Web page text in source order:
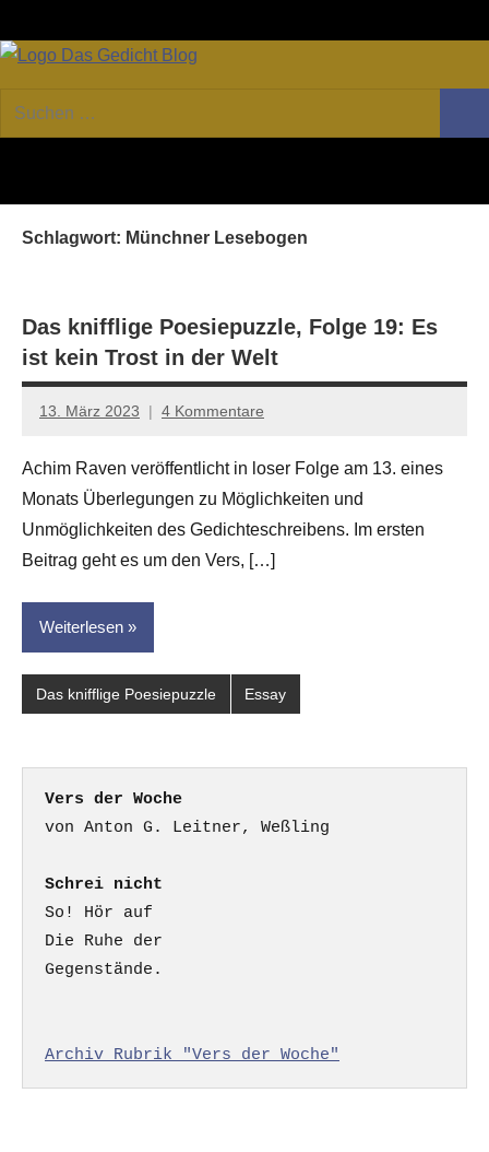
Inhalt
GEDICHT
Forum
von
und
Kritik
Suchen
nach:
Schlagwort: Münchner Lesebogen
Das knifflige Poesiepuzzle, Folge 19: Es
ist kein Trost in der Welt
13. März 2023
Anton
Leitner
4 Kommentare
Achim Raven veröffentlicht in loser Folge am 13. eines
Monats Überlegungen zu Möglichkeiten und
Unmöglichkeiten des Gedichteschreibens. Im ersten
Beitrag geht es um den Vers, […]
Weiterlesen
Das knifflige Poesiepuzzle Essay
Vers der Woche
Schrei nicht
So! Hör auf
Die Ruhe der
Gegenstände.
Archiv Rubrik "Vers der Woche"